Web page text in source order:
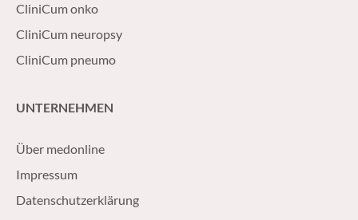
CliniCum onko
CliniCum neuropsy
CliniCum pneumo
UNTERNEHMEN
Über medonline
Impressum
Datenschutzerklärung